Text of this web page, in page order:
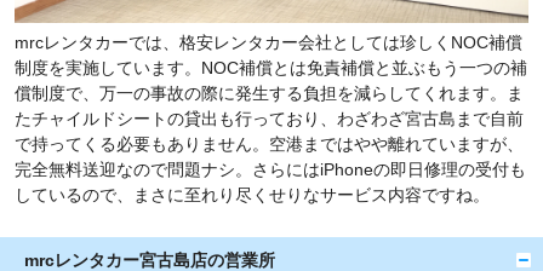
mrcレンタカーでは、格安レンタカー会社としては珍しくNOC補償
制度を実施しています。NOC補償とは免責補償と並ぶもう一つの補
償制度で、万一の事故の際に発生する負担を減らしてくれます。ま
たチャイルドシートの貸出も行っており、わざわざ宮古島まで自前
で持ってくる必要もありません。空港まではやや離れていますが、
完全無料送迎なので問題ナシ。さらにはiPhoneの即日修理の受付も
しているので、まさに至れり尽くせりなサービス内容ですね。
mrcレンタカー宮古島店の営業所